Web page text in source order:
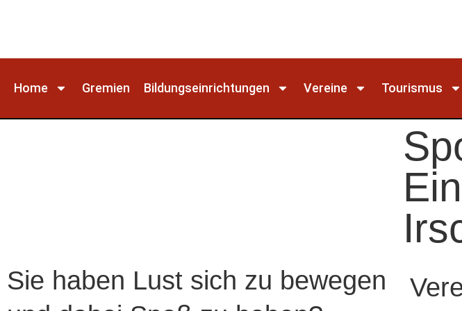
Home Gremien Bildungseinrichtungen Vereine Tourismus
Sie haben Lust sich zu bewegen